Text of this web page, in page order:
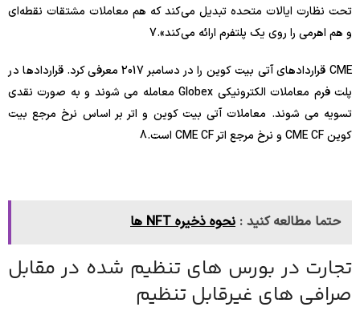
تحت نظارت ایالات متحده تبدیل می‌کند که هم معاملات مشتقات نقطه‌ای
و هم اهرمی را روی یک پلتفرم ارائه می‌کند».7
CME قراردادهای آتی بیت کوین را در دسامبر 2017 معرفی کرد. قراردادها در
پلت فرم معاملات الکترونیکی Globex معامله می شوند و به صورت نقدی
تسویه می شوند. معاملات آتی بیت کوین و اتر بر اساس نرخ مرجع بیت
کوین CME CF و نرخ مرجع اتر CME CF است.
8
حتما مطالعه کنید : نحوه ذخیره NFT ها
تجارت در بورس های تنظیم شده در مقابل
صرافی های غیرقابل تنظیم